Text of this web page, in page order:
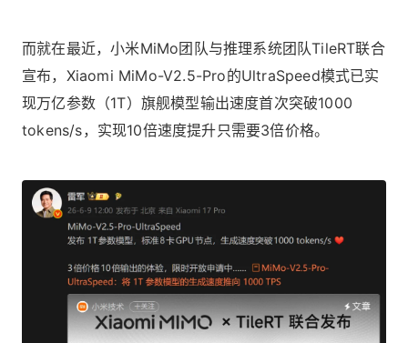
而就在最近，小米MiMo团队与推理系统团队TileRT联合
宣布，Xiaomi MiMo-V2.5-Pro的UltraSpeed模式已实
现万亿参数（1T）旗舰模型输出速度首次突破1000
tokens/s，实现10倍速度提升只需要3倍价格。